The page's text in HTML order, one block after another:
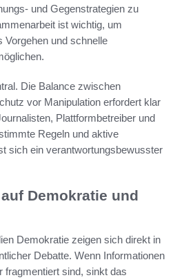
und Gegenstrategien zu
ist wichtig, um
Vorgehen und schnelle
Die Balance zwischen
vor Manipulation erfordert klar
Plattformbetreiber und
Regeln und aktive
sich ein verantwortungsbewusster
Demokratie und
Demokratie zeigen sich direkt in
Debatte. Wenn Informationen
fragmentiert sind, sinkt das